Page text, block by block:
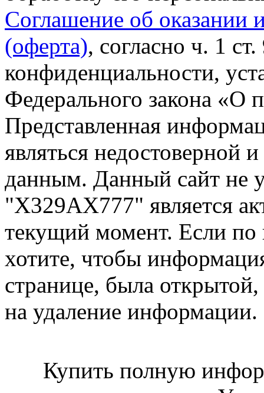
Соглашение об оказании
(оферта), согласно ч. 1
конфиденциальности,
Федерального закона «О
Представленная
являться недостоверной
данным. Данный сайт не
"Х329АХ777" является
текущий момент. Если
хотите, чтобы
странице, была открытой,
на удаление информации.
Купить полную